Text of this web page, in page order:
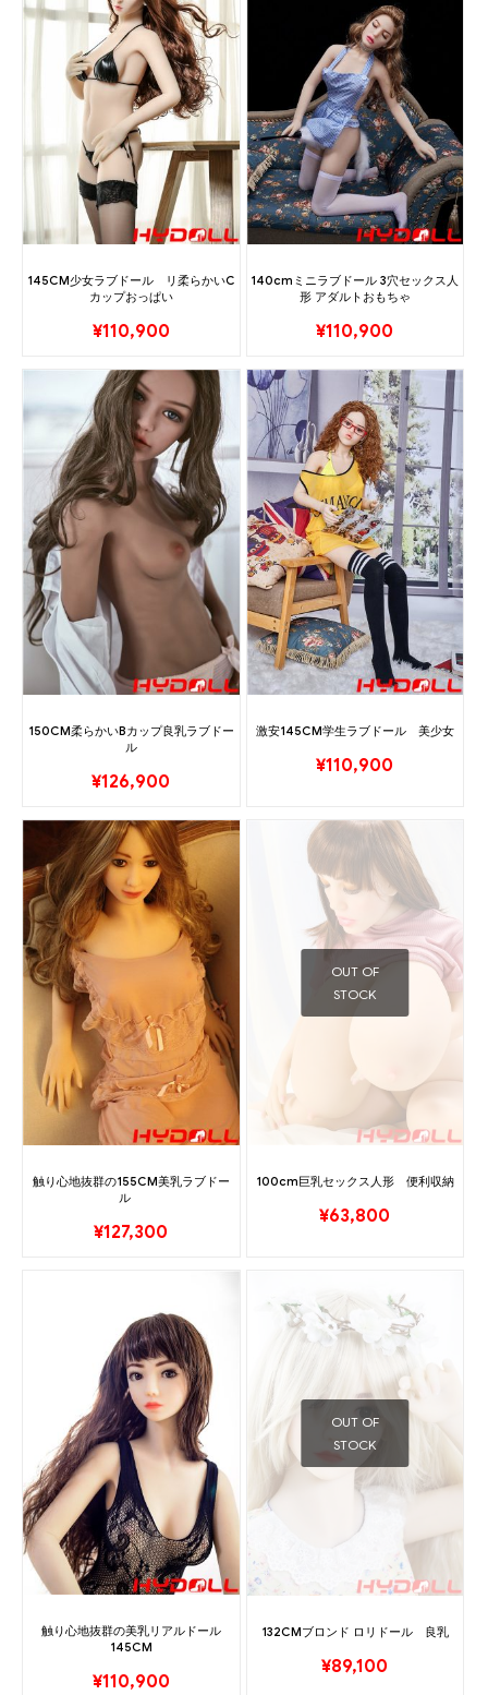
145CM少女ラブドール リ柔らかいC
カップおっぱい
¥110,900
140cmミニラブドール 3穴セックス人
形 アダルトおもちゃ
¥110,900
150CM柔らかいBカップ良乳ラブドー
ル
¥126,900
激安145CM学生ラブドール 美少女
¥110,900
触り心地抜群の155CM美乳ラブドー
ル
¥127,300
OUT OF
STOCK
100cm巨乳セックス人形 便利収納
¥63,800
触り心地抜群の美乳リアルドール
145CM
¥110,900
OUT OF
STOCK
132CMブロンド ロリドール 良乳
¥89,100